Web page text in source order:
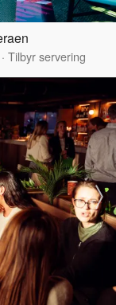
· Tilbyr servering